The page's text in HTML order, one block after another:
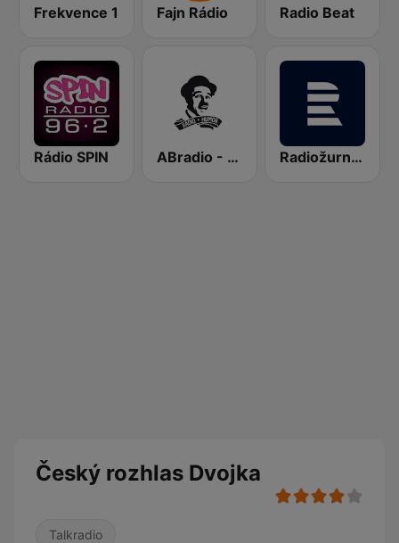
Frekvence 1 Fajn Rádio Radio Beat
Rádio SPIN ABradio - Humor Radiožurnál Sport
Český rozhlas Dvojka
Talkradio